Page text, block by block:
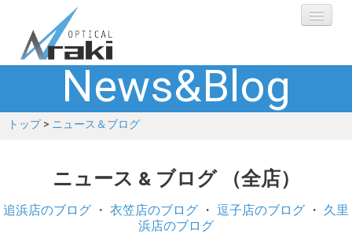
選ばれる理由
ブランド
補聴器
News&Blog
トップ> ニュース＆ブログ
ニュース & ブログ （全店）
追浜店のブログ ・ 衣笠店のブログ ・ 逗子店のブログ ・ 久里
浜店のブログ